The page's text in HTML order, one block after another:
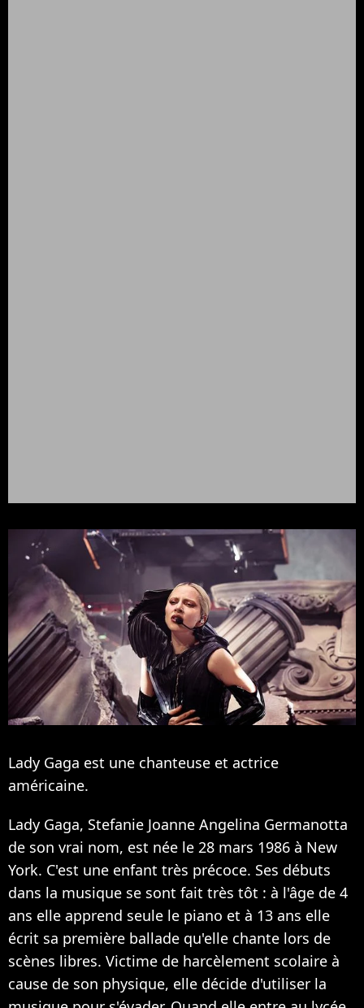
Lady Gaga est une chanteuse et actrice
américaine.
Lady Gaga, Stefanie Joanne Angelina Germanotta
de son vrai nom, est née le 28 mars 1986 à New
York. C'est une enfant très précoce. Ses débuts
dans la musique se sont fait très tôt : à l'âge de 4
ans elle apprend seule le piano et à 13 ans elle
écrit sa première ballade qu'elle chante lors de
scènes libres. Victime de harcèlement scolaire à
cause de son physique, elle décide d'utiliser la